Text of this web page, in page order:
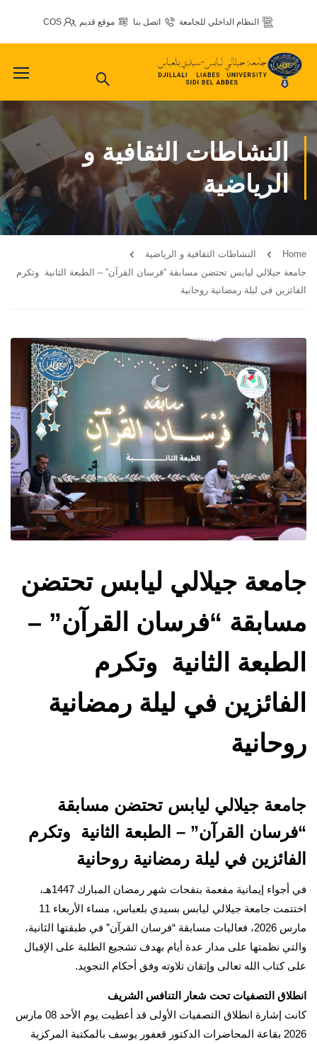
النظام الداخلي للجامعة اتصل بنا موقع قديم COS
النشاطات الثقافية و
الرياضية
Home
النشاطات الثقافية و الرياضية
جامعة جيلالي ليابس تحتضن مسابقة “فرسان القرآن” – الطبعة الثانية وتكرم
الفائزين في ليلة رمضانية روحانية
جامعة جيلالي ليابس تحتضن
مسابقة “فرسان القرآن” –
الطبعة الثانية وتكرم
الفائزين في ليلة رمضانية
روحانية
جامعة جيلالي ليابس تحتضن مسابقة
“فرسان القرآن” – الطبعة الثانية وتكرم
الفائزين في ليلة رمضانية روحانية
في أجواء إيمانية مفعمة بنفحات شهر رمضان المبارك 1447هـ،
اختتمت جامعة جيلالي ليابس بسيدي بلعباس، مساء الأربعاء 11
مارس 2026، فعاليات مسابقة “فرسان القرآن” في طبقتها الثانية،
والتي نظمتها على مدار عدة أيام بهدف تشجيع الطلبة على الإقبال
على كتاب الله تعالى وإتقان تلاوته وفق أحكام التجويد.
انطلاق التصفيات تحت شعار التنافس الشريف
كانت إشارة انطلاق التصفيات الأولى قد أعطيت يوم الأحد 08 مارس
2026 بقاعة المحاضرات الدكتور قعفور يوسف بالمكتبة المركزية